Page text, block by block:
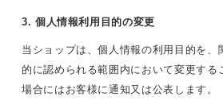
3. 個人情報利用目的の変更
当ショップは、個人情報の利用目的を、
的に認められる範囲内において変更する
場合にはお客様に通知又は公表します。